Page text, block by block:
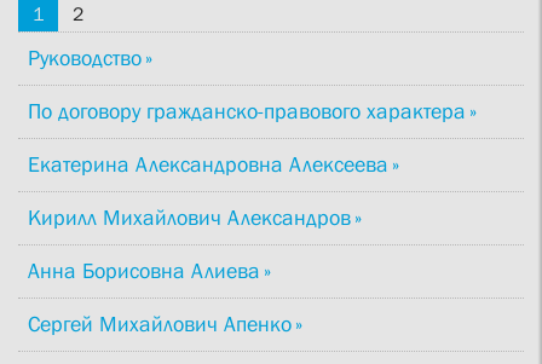
1 2
Руководство
По договору гражданско-правового характера
Екатерина Александровна Алексеева
Кирилл Михайлович Александров
Анна Борисовна Алиева
Сергей Михайлович Апенко